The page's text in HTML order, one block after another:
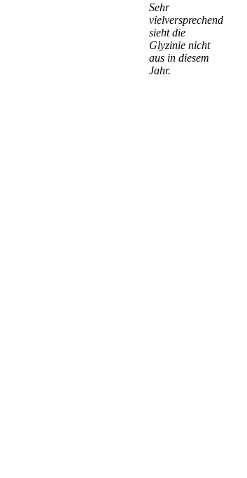
Sehr
vielversprechend
sieht die
Glyzinie nicht
aus in diesem
Jahr.